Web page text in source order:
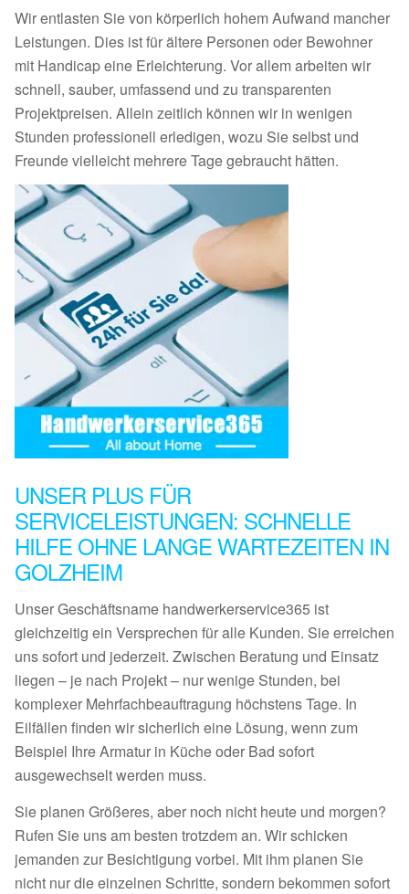
Wir entlasten Sie von körperlich hohem Aufwand mancher
Leistungen. Dies ist für ältere Personen oder Bewohner
mit Handicap eine Erleichterung. Vor allem arbeiten wir
schnell, sauber, umfassend und zu transparenten
Projektpreisen. Allein zeitlich können wir in wenigen
Stunden professionell erledigen, wozu Sie selbst und
Freunde vielleicht mehrere Tage gebraucht hätten.
UNSER PLUS FÜR
SERVICELEISTUNGEN: SCHNELLE
HILFE OHNE LANGE WARTEZEITEN IN
GOLZHEIM
Unser Geschäftsname handwerkerservice365 ist
gleichzeitig ein Versprechen für alle Kunden. Sie erreichen
uns sofort und jederzeit. Zwischen Beratung und Einsatz
liegen – je nach Projekt – nur wenige Stunden, bei
komplexer Mehrfachbeauftragung höchstens Tage. In
Eilfällen finden wir sicherlich eine Lösung, wenn zum
Beispiel Ihre Armatur in Küche oder Bad sofort
ausgewechselt werden muss.
Sie planen Größeres, aber noch nicht heute und morgen?
Rufen Sie uns am besten trotzdem an. Wir schicken
jemanden zur Besichtigung vorbei. Mit ihm planen Sie
nicht nur die einzelnen Schritte, sondern bekommen sofort